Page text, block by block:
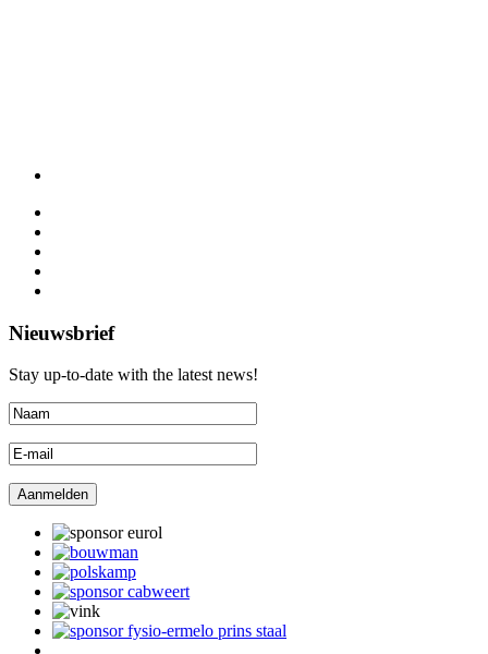
Nieuwsbrief
Stay up-to-date with the latest news!